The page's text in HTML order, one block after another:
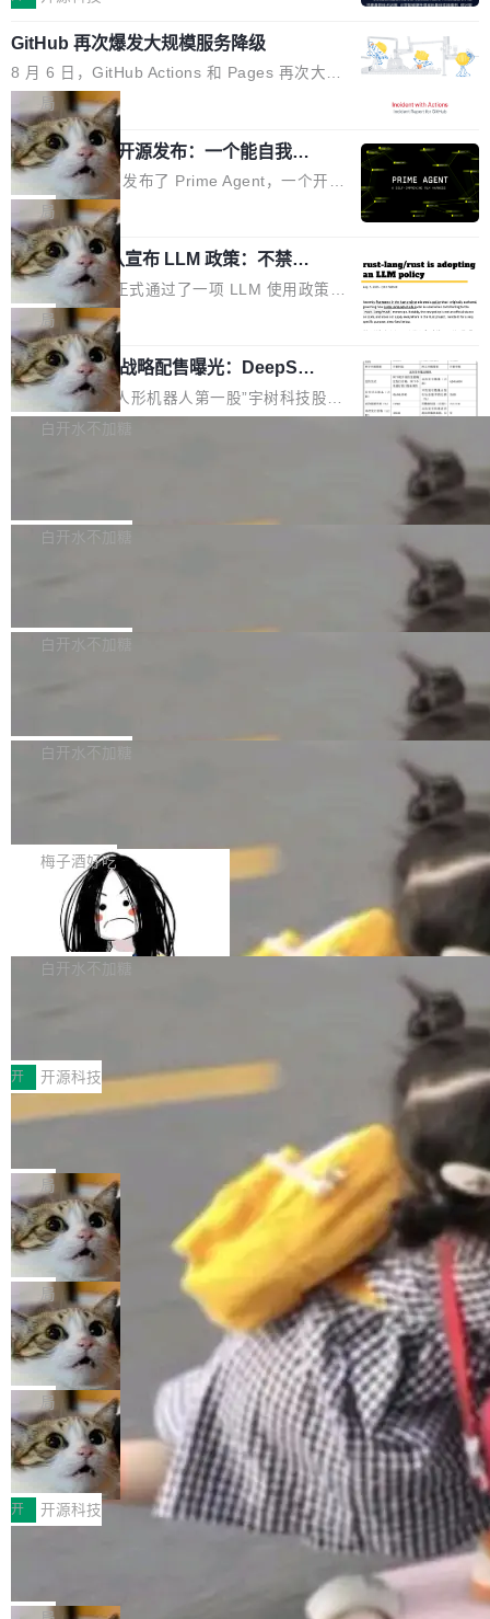
都有问题，是最吸引眼球的那批论文最有问题。
他引用的帖子来自 Mathew Shen，一位 ICLR 2
026 的读者：「看了篇 ...
个名字毫无悬念：Flash Attention 2。 Hieu 的
理由很具体。FA 系列不需要解释，但 FA2 是他
认为最重要的一个——复杂度恰到好处，刚好能
驱动你去学 CuTe，但还没被那些"邪恶的" Hopp
er++ 优化所淹没，足够容易修改和适配。 更关
键的是 FA2 的持久性...
鸿蒙通过统一技术底座和分布式能力，为不同类
型智能设备的开发、连接与互联提供关键支撑，
也为产业链企业探索产品创新与商业增长打开新
的空间。 8月14日，开源鸿蒙智能硬件开发者日
（OHDD：OpenHarmony Hardware Develope
r Day）将在杭州启航。活动面向智能硬件产业
链企业和开发者，邀请行业专家与资深技术顾
问，围绕开源鸿蒙技术能力、设备适配、芯片适
配、功耗与稳定性调优、兼容性测评及统一互联
等内容展开系统讲解和实战交流，帮助企业进一
步了解开源鸿蒙在智能...
GitHub 再次爆发大规模服务降级
8 月 6 日，GitHub Actions 和 Pages 再次大规
模服务降级，Actions 完全不可用超过 5 小时，
webhook 停发，连自托管 runner 也因调度层故
障无法工作。Pages、Copilot code review、C
opilot coding agent 全部受影响。从检测到完全
恢复，大约 12 小时。 这是 2026 年 8 月的第六
起事故，其中四起与 AI/Copilot 服务相关。 Git
Hub 员工 kdaigle 在 HN 讨论中贴出了一组数
据：2025 年全年 10 亿次 commit。现在，每周
2.75 亿次，全年预计 140 亿次。GitHub...
局
Prime Agent 开源发布：一个能自我改
进的编程 Agent，ARC-AGI 3 超越人类
专家基线
Prime Intellect 发布了 Prime Agent，一个开源
的编程 Agent Harness，核心设计围绕两个抽
象：Recursive Language Model（RLM）和 C
ontinual Harness。在 ARC-AGI 3 基准测试
上，Prime Agent + Opus 5 的组合达到了 95.
5% RHAE Best@1，超过了 ARC 报告的人类专
家基线 95.4%。 不是又一个 coding agent 包装
器 Prime Agent 的架构和市面上大多数 coding
agent 有本质区别。大多数 agent harness 的设
计是基于早期模型的能力—...
局
Rust 项目团队宣布 LLM 政策：不禁
止，但你要承认哪些代码不是你写的
Rust 语言项目正式通过了一项 LLM 使用政策，
覆盖 rust-lang/rust 单一仓库的代码贡献。这不
是项目级别的官方立场，目前由五个团队采纳，
但它可能是主流开源项目中关于 AI 辅助贡献最
细致的一份规则。 政策的核心只有一句话：LLM
可以用来分析、提炼、审阅、建议，但不能用来
不得生成涉及安全性的关键变更，除非作者本身
局
宇树科技 IPO 战略配售曝光：DeepSe
ek 获配 93.3 万股，锁定 36 个月
8月6日晚间，“人形机器人第一股”宇树科技股份
有限公司披露IPO发行价格及战略配售结果，杭
36个月。 公告显示，本次宇树科技战略配售对
员工参与设立的专项资产管理计划。其中，Dee
获配9...
白开水不加糖
Bug fixes and enhancements 修复多次传递同
一个回归问题，该问题导致拉取镜像时会拒绝包
题，该问题可能导致在旧版 Linux 内核...
白开水不加糖
e 孵化器项目管理委员会（IPMC）投票中获得
P）！这一里程碑不仅标志着 Fluss 迈入新的发
白开水不加糖
长期停止内容更新，未能实现其作为“AI版维基百
提交的编辑请求也长期处于待处理状态。 Groki
pedia 于去年底上线，定位为由人工智能生成内
容的百科平台，被马斯克视为传统众包百科网站
维基百科的替代方案。Lawfare 调查发现，无论
热门页面还是低关注度页面，均未出现近期更
白开水不加糖
是这样的：配 MessageSource 的 Bean、写 R
eloadableResourceBundleMessageSource、
声明 LocaleResolver、注册 LocaleChangeInt
erceptor…五六步之后才能看到第一行翻译文
本。 Solon 换了个方式。整个 i18n 模块围绕三
梅子酒好吃
Apache Doris 4.1 全面增强 Iceberg：
支持 UPDATE、MERGE INTO 与 Iceb
erg V3
Apache Doris 4.1 要补齐的，正是缺失的那一
半。在已有查询能力的基础上，Doris 进一步支
常维护操作，并完整支持 Iceberg V3 格式。
白开水不加糖
村国家自主创新示范区会议中心开幕。本届大会
由中关村智联软件服务业质量创新联盟主办，以
“智构可信·质创未来——AI原生时代的质量新范
式”为主题，直面AI从实验室走向规模化产业落地
的核心质量命题。会上，《2026智能研发生产力
工具选型手册》发布，Testin云测的Testin XAge
nt智能测试系统入选AI测试领域代表产品。对CI
O而言，这提示了一个转变：AI测试正在从效率
工具升级为企业的质量基础设施。 CIO面对的新
现实 过去两年，CIO们的焦虑清单上多了两项：
一是如何让大模型和智能体应用安全地从PoC走
向生产，二是如何让测试团队跟得上AI应用...
开 开源科技
让非法状态不可表示：一篇关于 ADT
有一种东西，一旦用过就回不去了。Alex Fedos
eev 管它叫"软件设计的基石"。 他说的东西不新
鲜——代数数据类型（ADT），尤其是和类型
（sum type）。但他说清楚了一件事：这不是类
型系统的学术体操，是日常编码的思维方式。 文
章从一个简单的例子切入。一个网站的深色主题
设置，如果用布尔值 + 可空字段来表示——bool
ean 表示是否可切换，nullable 的默认模式、浅
色方案、深色方案——会产生大量无意义的组
合。方案缺了、配置冲突了、全 null 了。要知道
哪些组合有效，作者说，你得靠"文档、校验、或
者部落知识"。 换个写法。Rust 的 enum，两个
变体：Switchable...
局
Cloudflare 开源内部企业 AI 平台 Clou
dflare OS
Cloudflare 发布了一个开源项目 Cloudflare O
S。如果你只看官方博客，你会觉得这是又一
个"AI 知识库 + 聊天机器人"——每个大厂都在
做，没什么新鲜的。 但 Kenton Varda 在 Twitte
r 上把事情说清楚了： 今天我们发布了 Cloudfla
re OS，一个带连接器的聊天机器人，跟其他所
有科技公司做的一样。只不过，实际上它不一
样。这是 Sandstorm.io 的重制版，我十年前的
那个创业公司。不同的是，这次它构建在 Cloudf
lare Workers 上——我花了九年时间搭建的平台
——并且深度集成了 AI。这基本上是我十年秘密
局
Deno 团队开源 Celld，可自托管的分
布式 Durable Objects
Ryan Dahl 领导的 Deno 团队推出了最新开源项
目 Celld，一个能在自己机器上运行 Cloudflare
Workers 和 Durable Objects 的守护进程。 设
计思路很直接：每个对象是一个独立的 SQLite
数据库，按名称寻址，复制到你自己的 S3 兼容
存储库里。节点之间只通过这个存储库协调——
没有控制平面，没有共识协议。每个对象自带一
个小型数据库，应用天然按分片构建，单个数据
库的竞争和爆炸半径问题在设计层面就被消除
了。 闲置的 cell 会休眠到几乎不占资源。当 cel
局
鲁大师7月新机性能/流畅/AI榜：vivo夺
性能、流畅双第一，三星Galaxy Z系列
新折叠缺席
2026年7月的手机市场，由于存储等硬件成本暴
增，手机厂商的日子也不好过啊，新机速度明显
放缓，因此硝烟味淡了许多。新机参数规格除开
Fold8 / Z Flip8）外，其余要么是中低端机器，
例如iQOO Z11i、REDMI Note 17、REDMI No
开 开源科技
Zed 编辑器团队发布了新项目——DeltaDB，一
个在 git commit 之间记录每一次编辑操作的版